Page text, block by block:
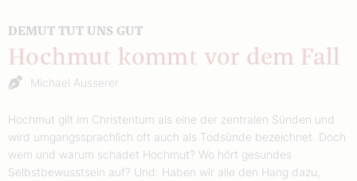
DEMUT TUT UNS GUT
Hochmut kommt vor dem Fall
Michael Ausserer
Hochmut gilt im Christentum als eine der zentralen Sünden und
wird umgangssprachlich oft auch als Todsünde bezeichnet. Doch
wem und warum schadet Hochmut? Wo hört gesundes
Selbstbewusstsein auf? Und: Haben wir alle den Hang dazu,